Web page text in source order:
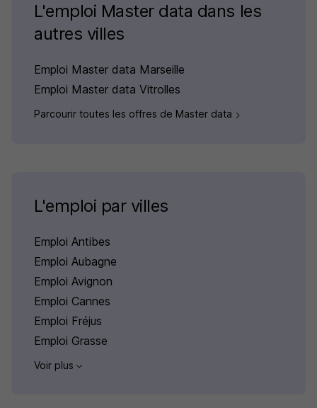
L'emploi Master data dans les
autres villes
Emploi Master data Marseille
Emploi Master data Vitrolles
Parcourir toutes les offres de Master data
L'emploi par villes
Emploi Antibes
Emploi Aubagne
Emploi Avignon
Emploi Cannes
Emploi Fréjus
Emploi Grasse
Voir plus